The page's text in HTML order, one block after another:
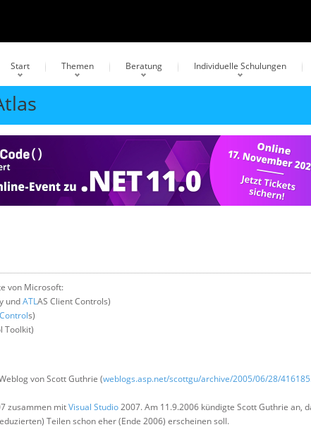
Start Themen Beratung Individuelle Schulungen
von Microsoft:
undATLAS Client Controls)
s)
Toolkit)
von Scott Guthrie (weblogs.asp.net/scottgu/archive/2005/06/28/
zusammen mitVisual Studio2007. Am 11.9.2006 kündigte Scott Guthrie an,
Teilen schon eher (Ende 2006) erscheinen soll.